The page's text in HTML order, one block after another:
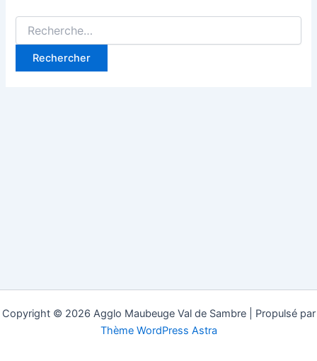
Rechercher :
Copyright © 2026 Agglo Maubeuge Val de Sambre | Propulsé par
Thème WordPress Astra